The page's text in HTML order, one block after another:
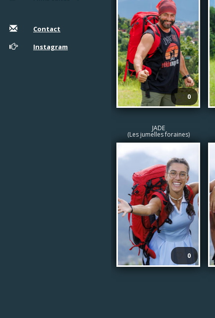
Contact
Instagram
🤍 0
JADE
(Les jumelles foraines)
0